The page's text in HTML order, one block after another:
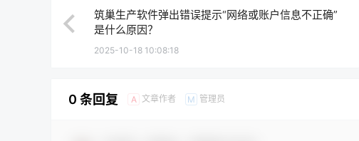
筑巢生产软件弹出错误提示“网络或账户信息不正确”
是什么原因？
2025-10-18 10:08:18
0 条回复 A 文章作者 M 管理员